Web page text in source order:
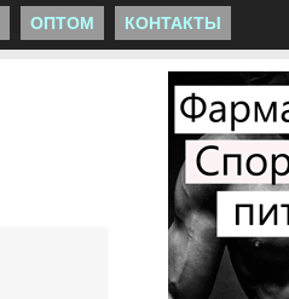
ОПТОМ КОНТАКТЫ